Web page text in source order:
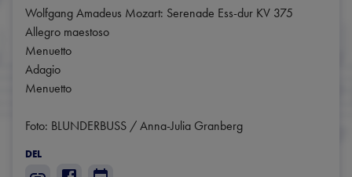
Wolfgang Amadeus Mozart: Serenade Ess-dur KV 375
Allegro maestoso
Menuetto
Adagio
Menuetto
Foto: BLUNDERBUSS / Anna-Julia Granberg
DEL